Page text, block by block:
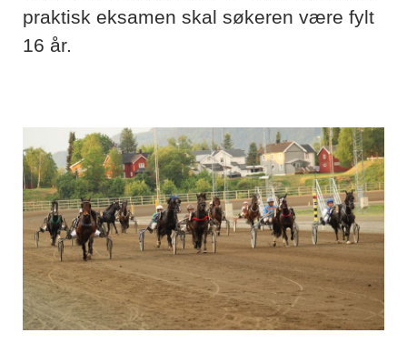
praktisk eksamen skal søkeren være fylt
16 år.